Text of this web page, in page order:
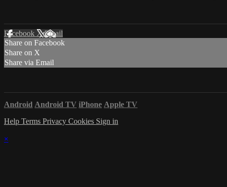
Facebook XEmail
Share on Facebook
Share on X
Share via Email
Android Android TV iPhone Apple TV
Help Terms Privacy Cookies Sign in
×